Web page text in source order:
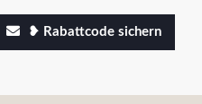
❥ Rabattcode sichern